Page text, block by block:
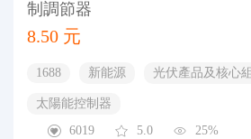
制調節器
8.50 元
1688 新能源 光伏產品及核心
太陽能控制器
6019
5.0 25%